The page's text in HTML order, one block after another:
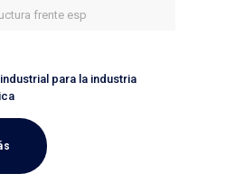
frente esp
para la industria